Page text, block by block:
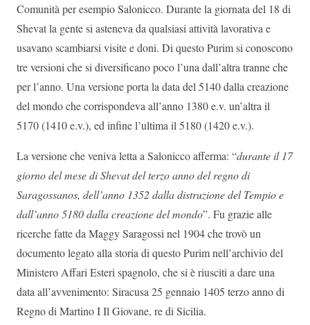
Comunità per esempio Salonicco. Durante la giornata del 18 di
Shevat la gente si asteneva da qualsiasi attività lavorativa e
usavano scambiarsi visite e doni. Di questo Purim si conoscono
tre versioni che si diversificano poco l’una dall’altra tranne che
per l’anno. Una versione porta la data del 5140 dalla creazione
del mondo che corrispondeva all’anno 1380 e.v. un’altra il
5170 (1410 e.v.), ed infine l’ultima il 5180 (1420 e.v.).
La versione che veniva letta a Salonicco afferma: “durante il 17
giorno del mese di Shevat del terzo anno del regno di
Saragossanos, dell’anno 1352 dalla distruzione del Tempio e
dall’anno 5180 dalla creazione del mondo”. Fu grazie alle
ricerche fatte da Maggy Saragossi nel 1904 che trovò un
documento legato alla storia di questo Purim nell’archivio del
Ministero Affari Esteri spagnolo, che si è riusciti a dare una
data all’avvenimento: Siracusa 25 gennaio 1405 terzo anno di
Regno di Martino I Il Giovane, re di Sicilia.